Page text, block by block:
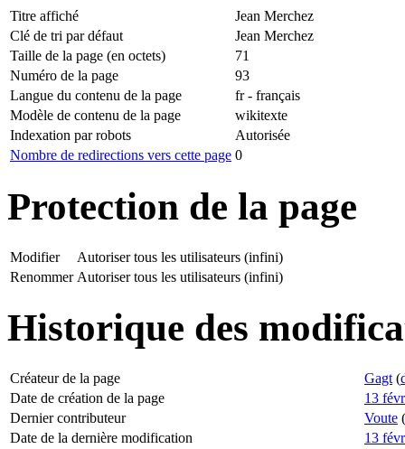
Titre affiché
Jean Merchez
Clé de tri par défaut
Jean Merchez
Taille de la page (en octets)
71
Numéro de la page
93
Langue du contenu de la page
fr - français
Modèle de contenu de la page
wikitexte
Indexation par robots
Autorisée
Nombre de redirections vers cette page 0
Protection de la page
Modifier
Autoriser tous les utilisateurs (infini)
Renommer Autoriser tous les utilisateurs (infini)
Historique des
Créateur de la page Gagt (
Date de création de la page
13
Dernier contributeur
Voute (
Date de la dernière modification
13